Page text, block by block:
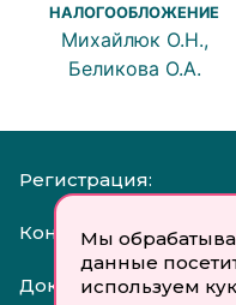
Мы
данные
используем
НАЛОГООБЛОЖЕНИЕ
Михайлюк О.Н.,
Беликова О.А.
Регистрация:
Контакты:
Документы: